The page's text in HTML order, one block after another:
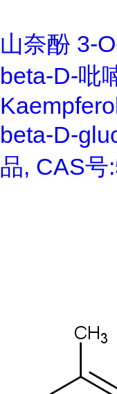
山奈酚 3-
beta-D-吡
beta-D-
品, CAS号